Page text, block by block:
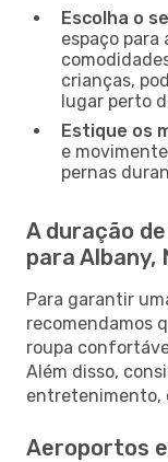
Escolha o
espaço para
crianças,
lugar perto
Estique os
e
pernas
A duração
para Albany,
Para garantir
recomendamos
roupa
Além disso,
entretenimento,
Aeroportos